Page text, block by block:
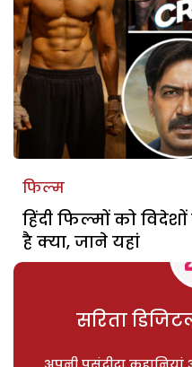
फिल्म
हिंदी फिल्मों को
है क्या, जाने यहां
सरिता